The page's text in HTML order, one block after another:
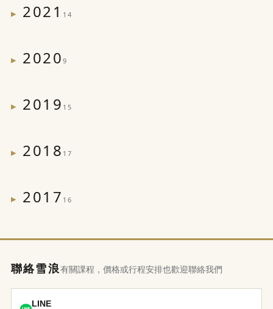
2021 14
2020 9
2019 15
2018 17
2017 16
聯絡雪浪有關課程，價格或行程安排也歡迎聯絡我們
LINE